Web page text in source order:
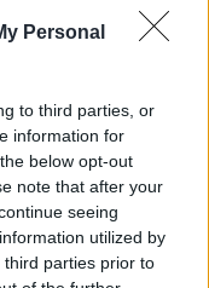
Personal
to third parties, or
information for
below opt-out
note that after your
seeing
utilized by
parties prior to
in porta.
che ha
ieri in
domani".